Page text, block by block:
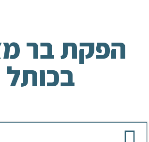
הפקת בר
בכותל